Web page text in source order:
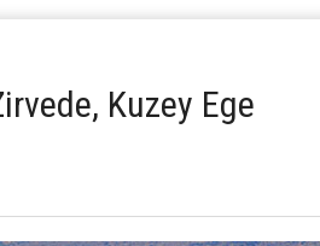
Kuzey Ege